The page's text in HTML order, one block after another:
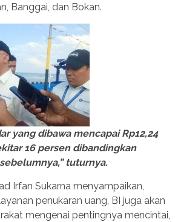
Banggai, dan Bokan.
yang dibawa mencapai Rp12,24
16 persen dibandingkan
tuturnya.
Irfan Sukarna menyampaikan,
penukaran uang, BI juga akan
mengenai pentingnya mencintai,